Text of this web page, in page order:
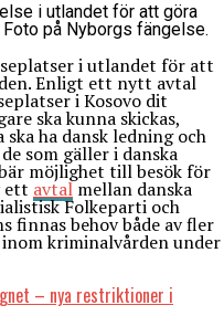
i utlandet för att göra
på Nyborgs fängelse.
i utlandet för att
Enligt ett nytt avtal
i Kosovo dit
ska kunna skickas,
ska ha dansk ledning och
som gäller i danska
möjlighet till besök för
ett avtalmellan danska
Folkeparti och
finnas behov både av fler
kriminalvården under
– nya restriktioner i